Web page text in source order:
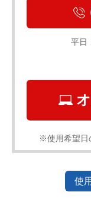
平日
※使用希望日
使